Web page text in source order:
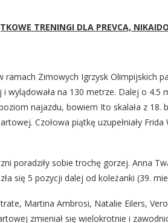
TRENINGI DLA PREVCA,
Zimowych Igrzysk Olimpijskich
wylądowała na 130 metrze. Dalej o 4.5
najazdu, bowiem Ito skalała z 18.
Czołowa piątkę uzupełniały
poradziły sobie trochę gorzej. Anna
się 5 pozycji dalej od koleżanki (39.
Martina Ambrosi, Natalie Eilers,
zmieniał się wielokrotnie i